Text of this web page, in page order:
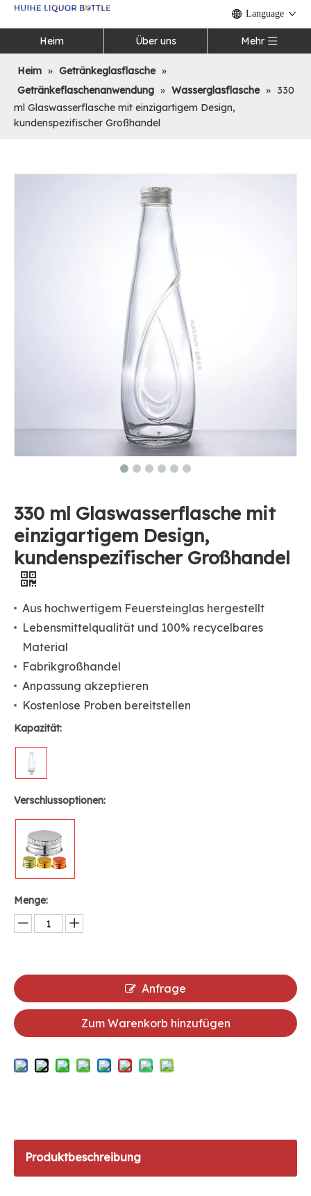
Language
Heim Über uns Mehr
Heim » Getränkeglasflasche »
Getränkeflaschenanwendung » Wasserglasflasche » 330
ml Glaswasserflasche mit einzigartigem Design,
kundenspezifischer Großhandel
330 ml Glaswasserflasche mit
einzigartigem Design,
kundenspezifischer Großhandel
Aus hochwertigem Feuersteinglas hergestellt
Lebensmittelqualität und 100% recycelbares
Material
Fabrikgroßhandel
Anpassung akzeptieren
Kostenlose Proben bereitstellen
Kapazität:
Verschlussoptionen:
Menge:
Anfrage
Zum Warenkorb hinzufügen
Produktbeschreibung